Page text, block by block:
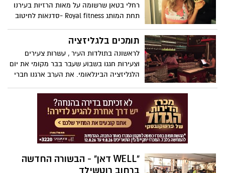
רחלי בטאן שרשומה על מאות הרזיות בעירנו
תחת המותג Royal fitness -סדנאות לחיטוב
תומכים בלגליזציה
לראשונה בתולדות העיר , עשרות צעירים
וצעירות חגגו בשבוע שעבר בבר מקומי את יום
הלגליזציה הבינלאומי. את הערב ארגנו חברי
הכנסת תמר זנדברג (מרצ)
"WELL דאן" - הבשורה החדשה